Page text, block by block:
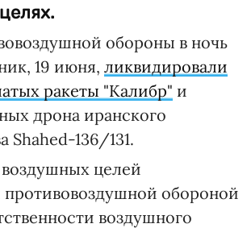
обороны в ночь
19 июня, ликвидировали
ракеты "Калибр" и
дрона иранского
Shahed-136/131.
целей
обороной
воздушного